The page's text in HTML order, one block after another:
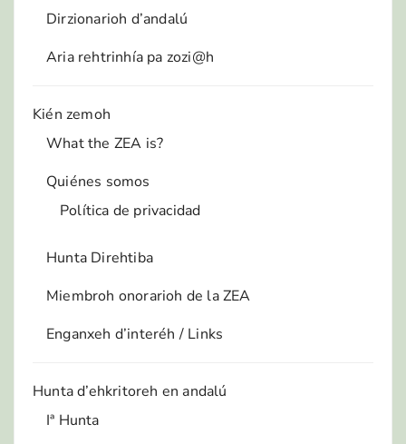
Dirzionarioh d’andalú
Aria rehtrinhía pa zozi@h
Kién zemoh
What the ZEA is?
Quiénes somos
Política de privacidad
Hunta Direhtiba
Miembroh onorarioh de la ZEA
Enganxeh d’interéh / Links
Hunta d’ehkritoreh en andalú
Iª Hunta